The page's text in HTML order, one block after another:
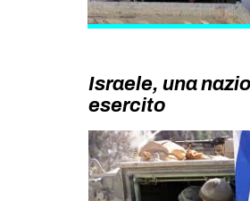
GAZA
STUDENTI
MILANO
MOBILITAZIONI
Israele, una
esercito